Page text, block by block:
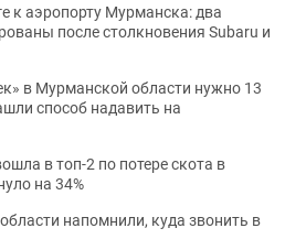
к аэропорту Мурманска: два
после столкновения Subaru и
в Мурманской области нужно 13
способ надавить на
в топ-2 по потере скота в
на 34%
напомнили, куда звонить в